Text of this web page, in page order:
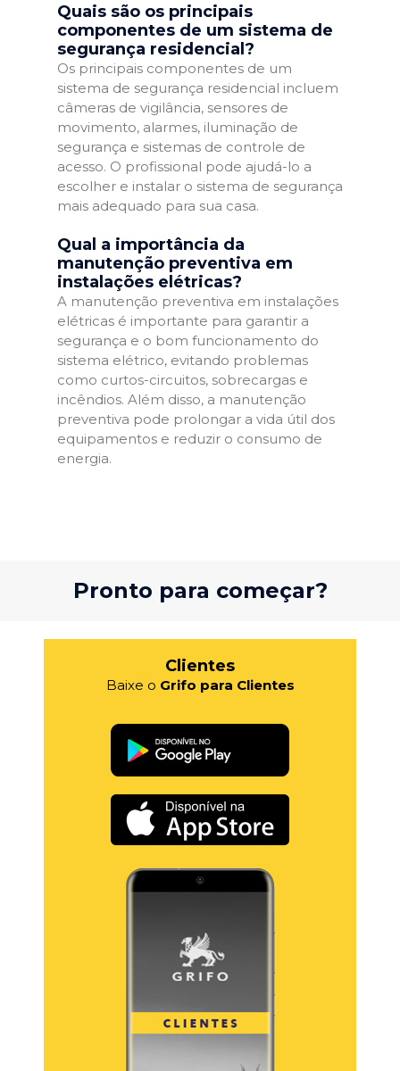
Quais são os principais
componentes de um sistema de
segurança residencial?
Os principais componentes de um
sistema de segurança residencial incluem
câmeras de vigilância, sensores de
movimento, alarmes, iluminação de
segurança e sistemas de controle de
acesso. O profissional pode ajudá-lo a
escolher e instalar o sistema de segurança
mais adequado para sua casa.
Qual a importância da
manutenção preventiva em
instalações elétricas?
A manutenção preventiva em instalações
elétricas é importante para garantir a
segurança e o bom funcionamento do
sistema elétrico, evitando problemas
como curtos-circuitos, sobrecargas e
incêndios. Além disso, a manutenção
preventiva pode prolongar a vida útil dos
equipamentos e reduzir o consumo de
energia.
Pronto para começar?
Clientes
Baixe o Grifo para Clientes